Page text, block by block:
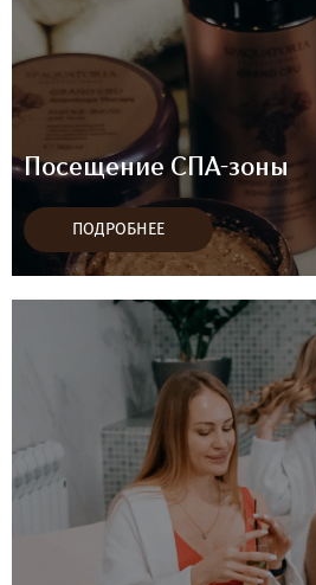
Посещение СПА-зоны
ПОДРОБНЕЕ